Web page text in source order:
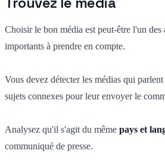
Choisir le bon média est peut-être l'un des
importants à prendre en compte.
Vous devez détecter les médias qui
sujets connexes pour leur envoyer le
Analysez qu'il s'agit du même pays et
communiqué de presse.